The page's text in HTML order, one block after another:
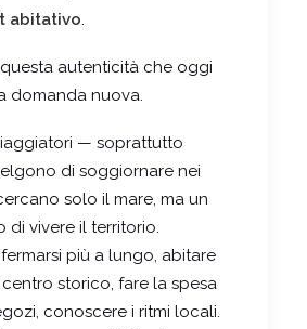
abitativo.
autenticità che oggi
domanda nuova.
— soprattutto
di soggiornare nei
solo il mare, ma un
di vivere il territorio.
più a lungo, abitare
storico, fare la spesa
conoscere i ritmi locali.